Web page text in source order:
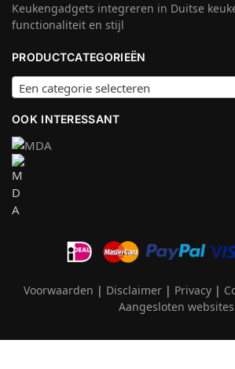
Keukengadgets integreren in Duitse
functionaliteit en stijl
PRODUCTCATEGORIEËN
Een categorie selecteren
OOK INTERESSANT
Voorwaarden | Disclaimer| Privacy|
Aangesloten websites